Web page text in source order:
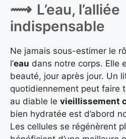
L’eau, l’alliée
indispensable
Ne jamais sous-estimer le
l’eau dans notre corps. Elle
beauté, jour après jour. Un
quotidiennement peut faire
au diable le vieillissement
bien hydratée est d’abord
Les cellules se régénèrent